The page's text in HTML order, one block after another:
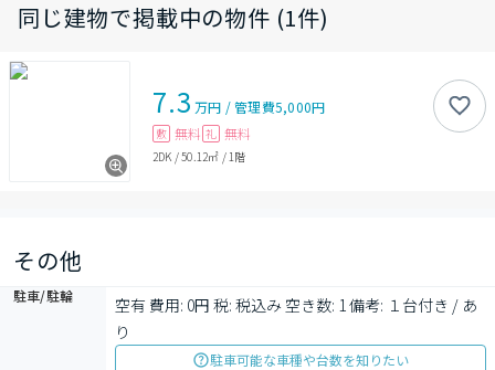
同じ建物で掲載中の物件 (1件)
7.3 万円 /管理費5,000円
敷 無料 礼 無料
2DK /50.12㎡ / 1階
その他
駐車/駐輪
空有 費用: 0円 税: 税込み 空き数: 1 備考: １台付き / あ
り
駐車可能な車種や台数を知りたい